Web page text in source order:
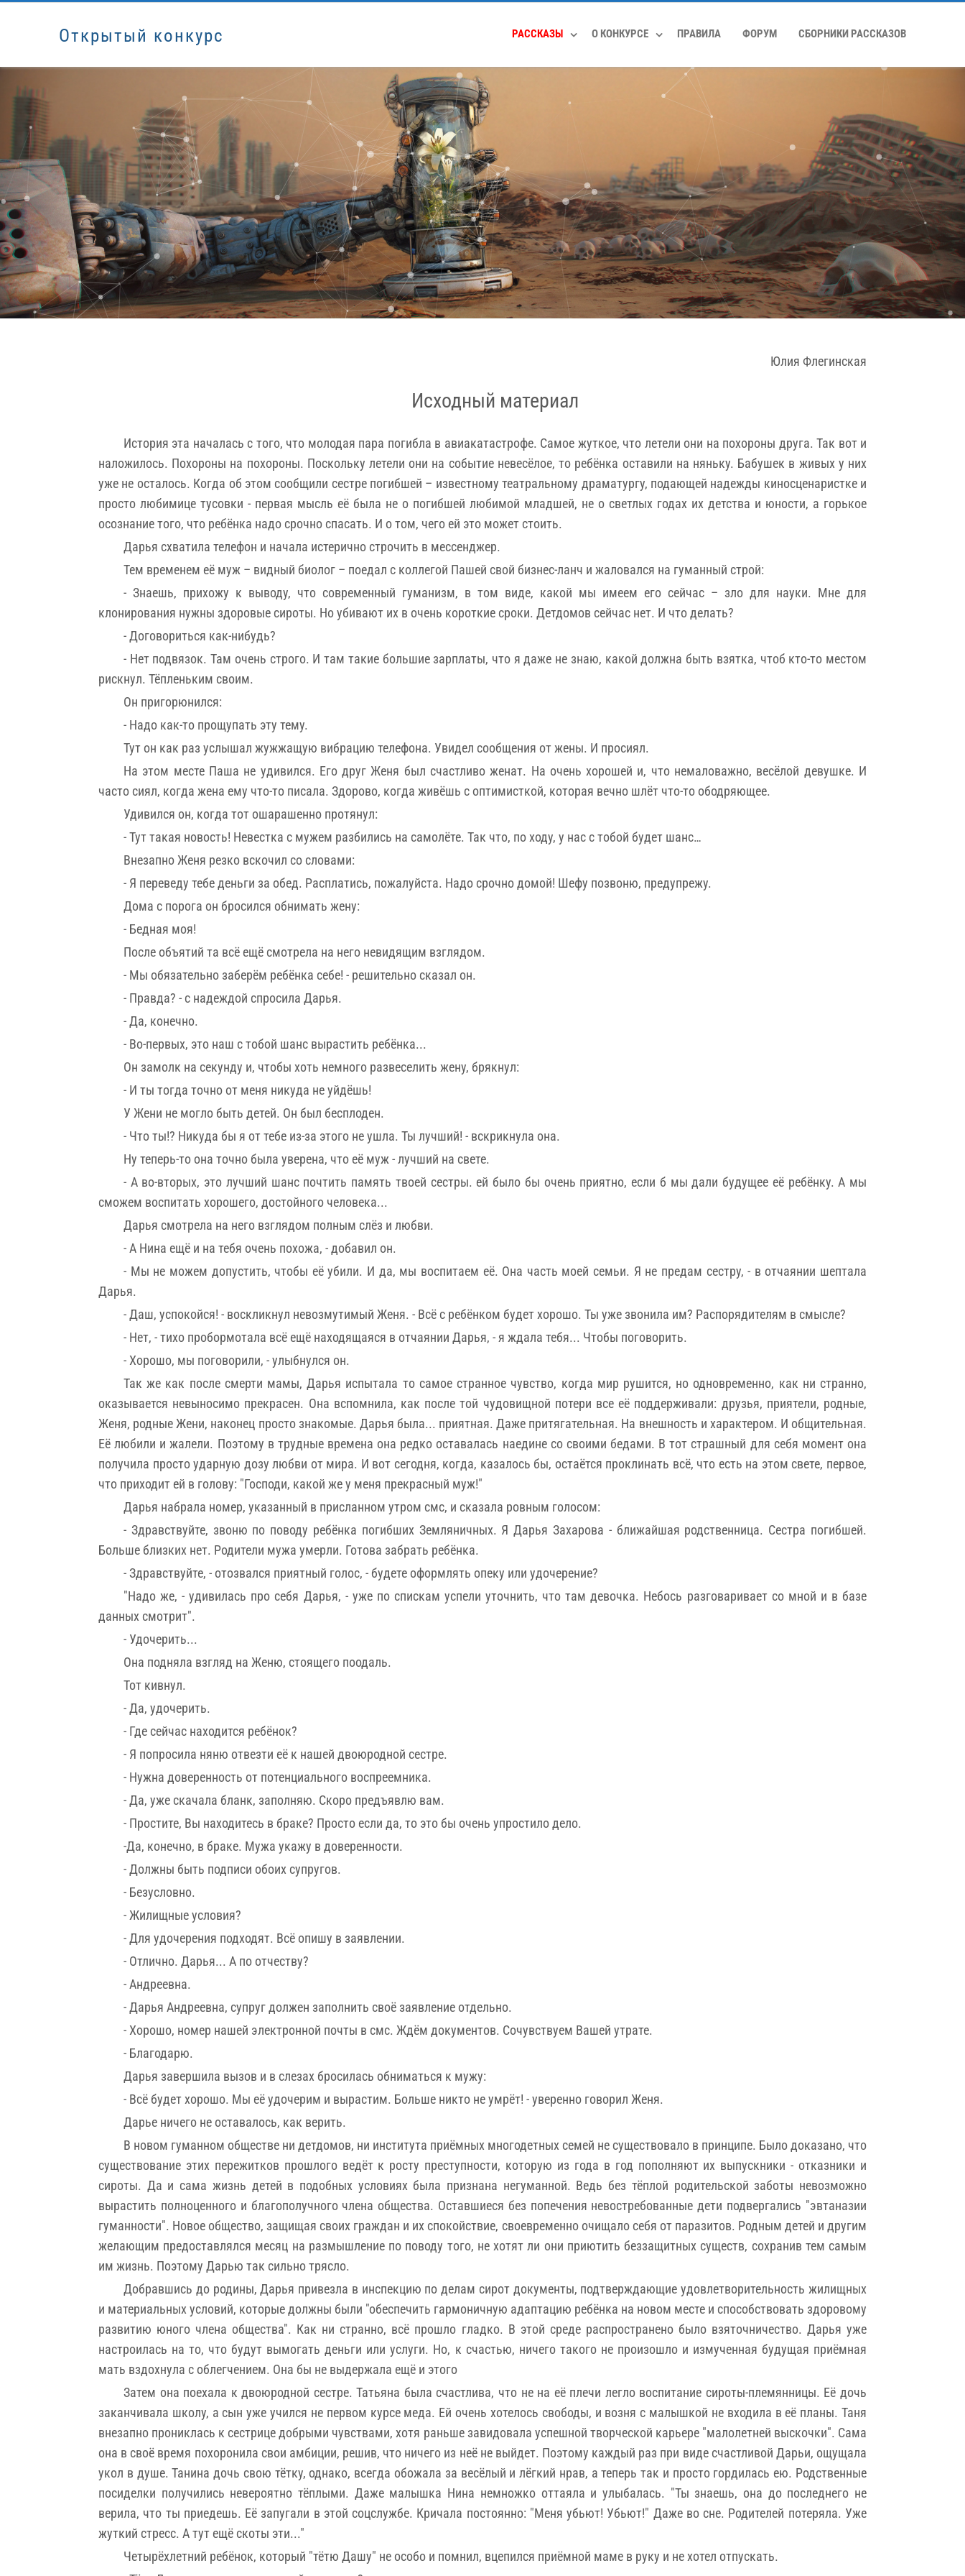
Открытый конкурс РАССКАЗЫ О КОНКУРСЕ ПРАВИЛА ФОРУМ СБОРНИКИ РАССКАЗОВ
Юлия Флегинская
Исходный материал
История эта началась с того, что молодая пара погибла в авиакатастрофе. Самое жуткое, что летели они на похороны друга. Так вот и
наложилось. Похороны на похороны. Поскольку летели они на событие невесёлое, то ребёнка оставили на няньку. Бабушек в живых у них
уже не осталось. Когда об этом сообщили сестре погибшей – известному театральному драматургу, подающей надежды киносценаристке и
просто любимице тусовки - первая мысль её была не о погибшей любимой младшей, не о светлых годах их детства и юности, а горькое
осознание того, что ребёнка надо срочно спасать. И о том, чего ей это может стоить.
Дарья схватила телефон и начала истерично строчить в мессенджер.
Тем временем её муж – видный биолог – поедал с коллегой Пашей свой бизнес-ланч и жаловался на гуманный строй:
- Знаешь, прихожу к выводу, что современный гуманизм, в том виде, какой мы имеем его сейчас – зло для науки. Мне для
клонирования нужны здоровые сироты. Но убивают их в очень короткие сроки. Детдомов сейчас нет. И что делать?
- Договориться как-нибудь?
- Нет подвязок. Там очень строго. И там такие большие зарплаты, что я даже не знаю, какой должна быть взятка, чтоб кто-то местом
рискнул. Тёпленьким своим.
Он пригорюнился:
- Надо как-то прощупать эту тему.
Тут он как раз услышал жужжащую вибрацию телефона. Увидел сообщения от жены. И просиял.
На этом месте Паша не удивился. Его друг Женя был счастливо женат. На очень хорошей и, что немаловажно, весёлой девушке. И
часто сиял, когда жена ему что-то писала. Здорово, когда живёшь с оптимисткой, которая вечно шлёт что-то ободряющее.
Удивился он, когда тот ошарашенно протянул:
- Тут такая новость! Невестка с мужем разбились на самолёте. Так что, по ходу, у нас с тобой будет шанс…
Внезапно Женя резко вскочил со словами:
- Я переведу тебе деньги за обед. Расплатись, пожалуйста. Надо срочно домой! Шефу позвоню, предупрежу.
Дома с порога он бросился обнимать жену:
- Бедная моя!
После объятий та всё ещё смотрела на него невидящим взглядом.
- Мы обязательно заберём ребёнка себе! - решительно сказал он.
- Правда? - с надеждой спросила Дарья.
- Да, конечно.
- Во-первых, это наш с тобой шанс вырастить ребёнка...
Он замолк на секунду и, чтобы хоть немного развеселить жену, брякнул:
- И ты тогда точно от меня никуда не уйдёшь!
У Жени не могло быть детей. Он был бесплоден.
- Что ты!? Никуда бы я от тебе из-за этого не ушла. Ты лучший! - вскрикнула она.
Ну теперь-то она точно была уверена, что её муж - лучший на свете.
- А во-вторых, это лучший шанс почтить память твоей сестры. ей было бы очень приятно, если б мы дали будущее её ребёнку. А мы
сможем воспитать хорошего, достойного человека...
Дарья смотрела на него взглядом полным слёз и любви.
- А Нина ещё и на тебя очень похожа, - добавил он.
- Мы не можем допустить, чтобы её убили. И да, мы воспитаем её. Она часть моей семьи. Я не предам сестру, - в отчаянии шептала
Дарья.
- Даш, успокойся! - воскликнул невозмутимый Женя. - Всё с ребёнком будет хорошо. Ты уже звонила им? Распорядителям в смысле?
- Нет, - тихо пробормотала всё ещё находящаяся в отчаянии Дарья, - я ждала тебя... Чтобы поговорить.
- Хорошо, мы поговорили, - улыбнулся он.
Так же как после смерти мамы, Дарья испытала то самое странное чувство, когда мир рушится, но одновременно, как ни странно,
оказывается невыносимо прекрасен. Она вспомнила, как после той чудовищной потери все её поддерживали: друзья, приятели, родные,
Женя, родные Жени, наконец просто знакомые. Дарья была... приятная. Даже притягательная. На внешность и характером. И общительная.
Её любили и жалели. Поэтому в трудные времена она редко оставалась наедине со своими бедами. В тот страшный для себя момент она
получила просто ударную дозу любви от мира. И вот сегодня, когда, казалось бы, остаётся проклинать всё, что есть на этом свете, первое,
что приходит ей в голову: "Господи, какой же у меня прекрасный муж!"
Дарья набрала номер, указанный в присланном утром смс, и сказала ровным голосом:
- Здравствуйте, звоню по поводу ребёнка погибших Земляничных. Я Дарья Захарова - ближайшая родственница. Сестра погибшей.
Больше близких нет. Родители мужа умерли. Готова забрать ребёнка.
- Здравствуйте, - отозвался приятный голос, - будете оформлять опеку или удочерение?
"Надо же, - удивилась про себя Дарья, - уже по спискам успели уточнить, что там девочка. Небось разговаривает со мной и в базе
данных смотрит".
- Удочерить...
Она подняла взгляд на Женю, стоящего поодаль.
Тот кивнул.
- Да, удочерить.
- Где сейчас находится ребёнок?
- Я попросила няню отвезти её к нашей двоюродной сестре.
- Нужна доверенность от потенциального воспреемника.
- Да, уже скачала бланк, заполняю. Скоро предъявлю вам.
- Простите, Вы находитесь в браке? Просто если да, то это бы очень упростило дело.
-Да, конечно, в браке. Мужа укажу в доверенности.
- Должны быть подписи обоих супругов.
- Безусловно.
- Жилищные условия?
- Для удочерения подходят. Всё опишу в заявлении.
- Отлично. Дарья... А по отчеству?
- Андреевна.
- Дарья Андреевна, супруг должен заполнить своё заявление отдельно.
- Хорошо, номер нашей электронной почты в смс. Ждём документов. Сочувствуем Вашей утрате.
- Благодарю.
Дарья завершила вызов и в слезах бросилась обниматься к мужу:
- Всё будет хорошо. Мы её удочерим и вырастим. Больше никто не умрёт! - уверенно говорил Женя.
Дарье ничего не оставалось, как верить.
В новом гуманном обществе ни детдомов, ни института приёмных многодетных семей не существовало в принципе. Было доказано, что
существование этих пережитков прошлого ведёт к росту преступности, которую из года в год пополняют их выпускники - отказники и
сироты. Да и сама жизнь детей в подобных условиях была признана негуманной. Ведь без тёплой родительской заботы невозможно
вырастить полноценного и благополучного члена общества. Оставшиеся без попечения невостребованные дети подвергались "эвтаназии
гуманности". Новое общество, защищая своих граждан и их спокойствие, своевременно очищало себя от паразитов. Родным детей и другим
желающим предоставлялся месяц на размышление по поводу того, не хотят ли они приютить беззащитных существ, сохранив тем самым
им жизнь. Поэтому Дарью так сильно трясло.
Добравшись до родины, Дарья привезла в инспекцию по делам сирот документы, подтверждающие удовлетворительность жилищных
и материальных условий, которые должны были "обеспечить гармоничную адаптацию ребёнка на новом месте и способствовать здоровому
развитию юного члена общества". Как ни странно, всё прошло гладко. В этой среде распространено было взяточничество. Дарья уже
настроилась на то, что будут вымогать деньги или услуги. Но, к счастью, ничего такого не произошло и измученная будущая приёмная
мать вздохнула с облегчением. Она бы не выдержала ещё и этого
Затем она поехала к двоюродной сестре. Татьяна была счастлива, что не на её плечи легло воспитание сироты-племянницы. Её дочь
заканчивала школу, а сын уже учился не первом курсе меда. Ей очень хотелось свободы, и возня с малышкой не входила в её планы. Таня
внезапно прониклась к сестрице добрыми чувствами, хотя раньше завидовала успешной творческой карьере "малолетней выскочки". Сама
она в своё время похоронила свои амбиции, решив, что ничего из неё не выйдет. Поэтому каждый раз при виде счастливой Дарьи, ощущала
укол в душе. Танина дочь свою тётку, однако, всегда обожала за весёлый и лёгкий нрав, а теперь так и просто гордилась ею. Родственные
посиделки получились невероятно тёплыми. Даже малышка Нина немножко оттаяла и улыбалась. "Ты знаешь, она до последнего не
верила, что ты приедешь. Её запугали в этой соцслужбе. Кричала постоянно: "Меня убьют! Убьют!" Даже во сне. Родителей потеряла. Уже
жуткий стресс. А тут ещё скоты эти..."
Четырёхлетний ребёнок, который "тётю Дашу" не особо и помнил, вцепился приёмной маме в руку и не хотел отпускать.